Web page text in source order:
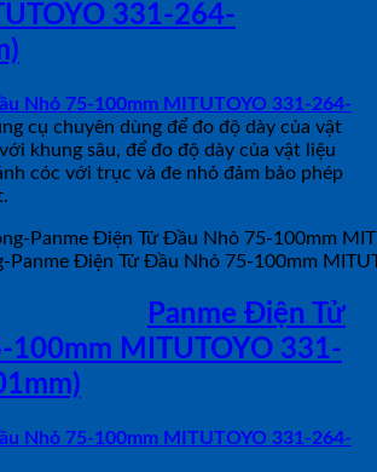
331-264-
Nhỏ 75-100mm MITUTOYO 331-264-
cụ chuyên dùng để đo độ dày của vật
khung sâu, để đo độ dày của vật liệu
cóc với trục và đe nhỏ đảm bảo phép
Panme Điện Tử Đầu Nhỏ 75-100mm
Panme Điện Tử
100mm MITUTOYO 331-
Nhỏ 75-100mm MITUTOYO 331-264-